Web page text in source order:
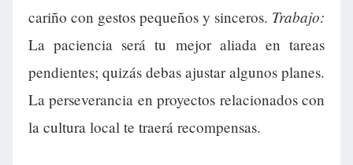
cariño con gestos pequeños y sinceros. Trabajo:
La paciencia será tu mejor aliada en tareas
pendientes; quizás debas ajustar algunos planes.
La perseverancia en proyectos relacionados con
la cultura local te traerá recompensas.